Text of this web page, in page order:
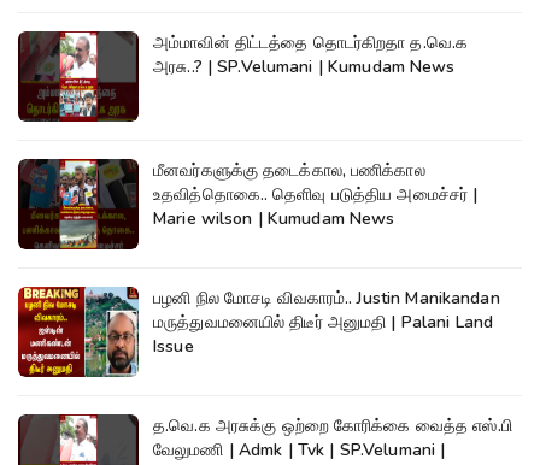
அம்மாவின் திட்டத்தை தொடர்கிறதா த.வெ.க
அரசு..? | SP.Velumani | Kumudam News
மீனவர்களுக்கு தடைக்கால, பணிக்கால
உதவித்தொகை.. தெளிவு படுத்திய அமைச்சர் |
Marie wilson | Kumudam News
பழனி நில மோசடி விவகாரம்.. Justin Manikandan
மருத்துவமனையில் திடீர் அனுமதி | Palani Land
Issue
த.வெ.க அரசுக்கு ஒற்றை கோரிக்கை வைத்த எஸ்.பி
வேலுமணி | Admk | Tvk | SP.Velumani |